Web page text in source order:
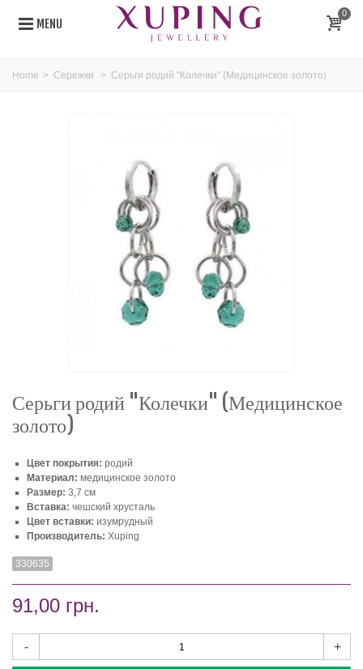
MENU
0
Home > Сережки > Серьги родий "Колечки" (Медицинское золото)
Серьги родий "Колечки" (Медицинское
золото)
Цвет покрытия: родий
Материал: медицинское золото
Размер: 3,7 см
Вставка: чешский хрусталь
Цвет вставки: изумрудный
Производитель: Xuping
330635
91,00 грн.
- +